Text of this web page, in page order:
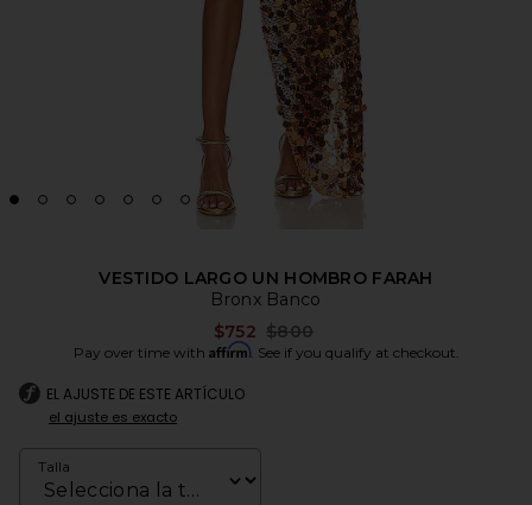
VESTIDO LARGO UN HOMBRO FARAH
Bronx Banco
$752 Previous price:
$800
Pay over time with Affirm. See if you qualify at checkout.
EL AJUSTE DE ESTE ARTÍCULO
el ajuste es exacto
Talla